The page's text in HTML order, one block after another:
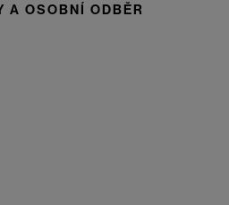
A OSOBNÍ ODBĚR